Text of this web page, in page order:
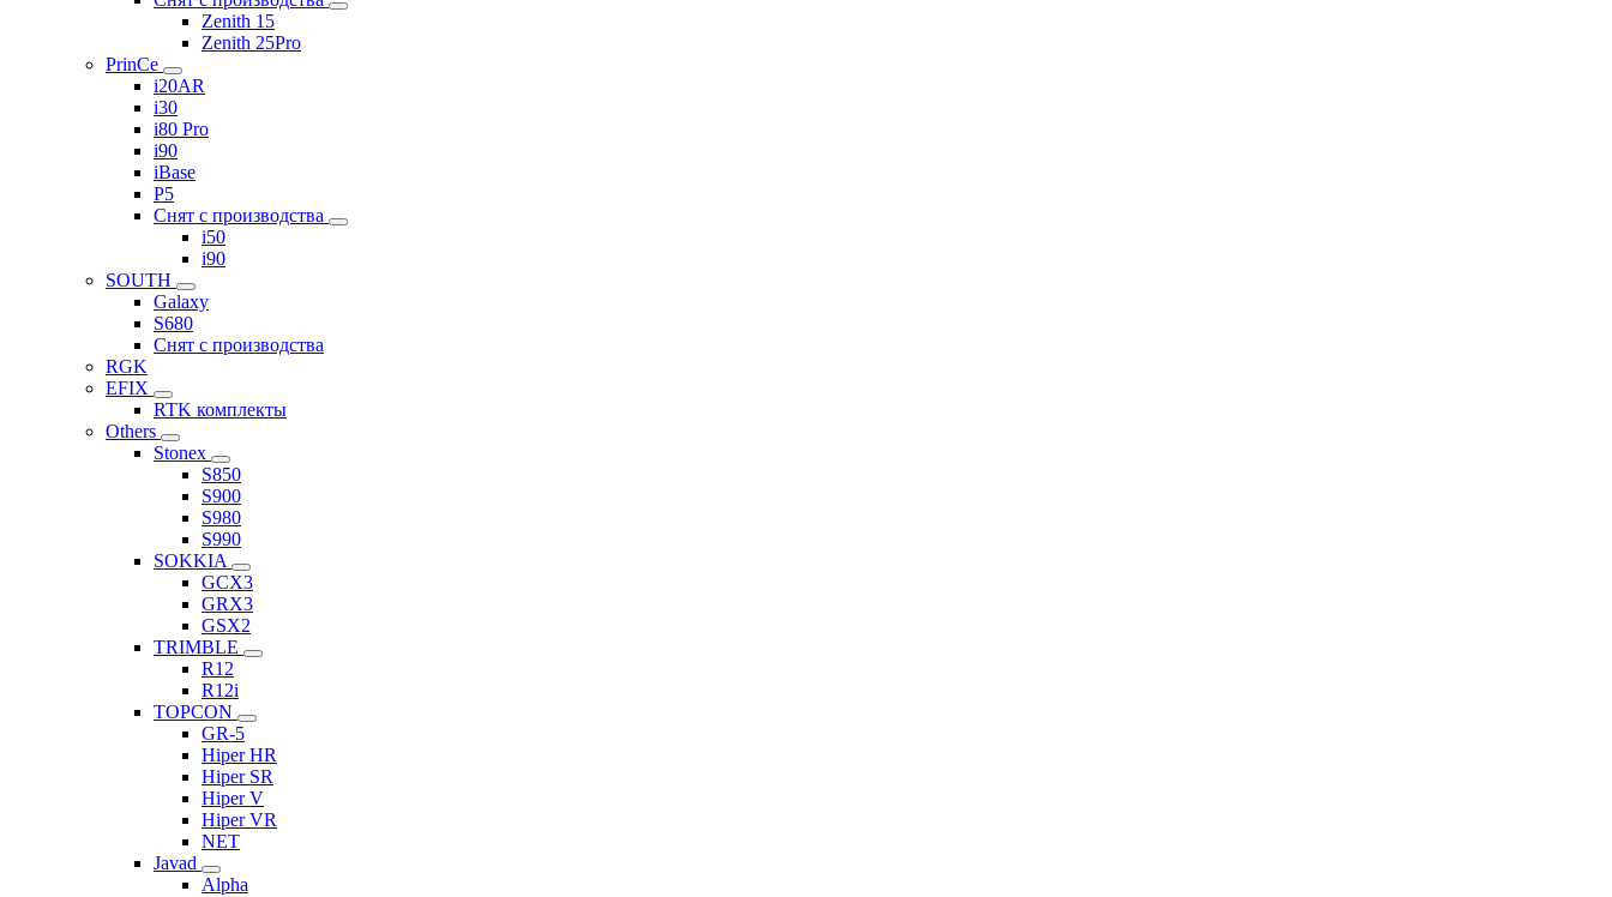
Zenith 15
Zenith 25Pro
PrinCe
i20AR
i30
i80 Pro
i90
iBase
P5
Снят с производства
i50
i90
SOUTH
Galaxy
S680
Снят с производства
RGK
EFIX
RTK комплекты
Others
Stonex
S850
S900
S980
S990
SOKKIA
GCX3
GRX3
GSX2
TRIMBLE
R12
R12i
TOPCON
GR-5
Hiper HR
Hiper SR
Hiper V
Hiper VR
NET
Javad
Alpha